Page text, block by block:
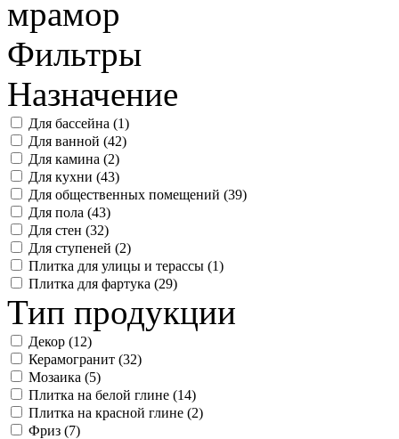
мрамор
Фильтры
Назначение
Для бассейна (1)
Для ванной (42)
Для камина (2)
Для кухни (43)
Для общественных помещений (39)
Для пола (43)
Для стен (32)
Для ступеней (2)
Плитка для улицы и терассы (1)
Плитка для фартука (29)
Тип продукции
Декор (12)
Керамогранит (32)
Мозаика (5)
Плитка на белой глине (14)
Плитка на красной глине (2)
Фриз (7)